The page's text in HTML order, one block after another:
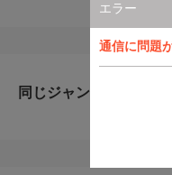
エラー
通信に問題
同じジャンルのおすす